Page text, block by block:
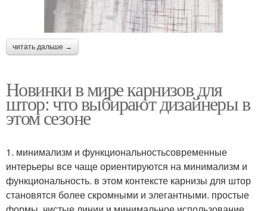
читать дальше →
Новинки в мире карнизов для
штор: что выбирают дизайнеры в
этом сезоне
1. минимализм и функциональностьсовременные
интерьеры все чаще ориентируются на минимализм и
функциональность. в этом контексте карнизы для штор
становятся более скромными и элегантными. простые